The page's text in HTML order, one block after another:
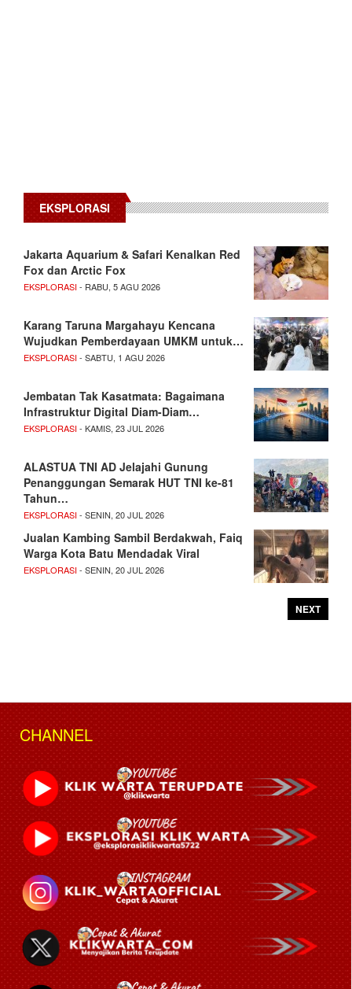
EKSPLORASI
Jakarta Aquarium & Safari Kenalkan Red
Fox dan Arctic Fox
EKSPLORASI- RABU, 5 AGU 2026
Karang Taruna Margahayu Kencana
Wujudkan Pemberdayaan UMKM untuk…
EKSPLORASI- SABTU, 1 AGU 2026
Jembatan Tak Kasatmata: Bagaimana
Infrastruktur Digital Diam-Diam…
EKSPLORASI- KAMIS, 23 JUL 2026
ALASTUA TNI AD Jelajahi Gunung
Penanggungan Semarak HUT TNI ke-81
Tahun…
EKSPLORASI- SENIN, 20 JUL 2026
Jualan Kambing Sambil Berdakwah, Faiq
Warga Kota Batu Mendadak Viral
EKSPLORASI- SENIN, 20 JUL 2026
NEXT
CHANNEL